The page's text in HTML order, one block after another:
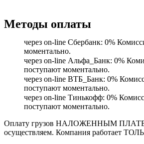
Методы оплаты
через on-line Сбербанк: 0%
моментально.
через on-line Альфа_Банк: 0%
поступают моментально.
через on-line ВТБ_Банк: 0%
поступают моментально.
через on-line Тинькофф: 0%
поступают моментально.
Оплату грузов НАЛОЖЕННЫМ
осуществляем. Компания работает